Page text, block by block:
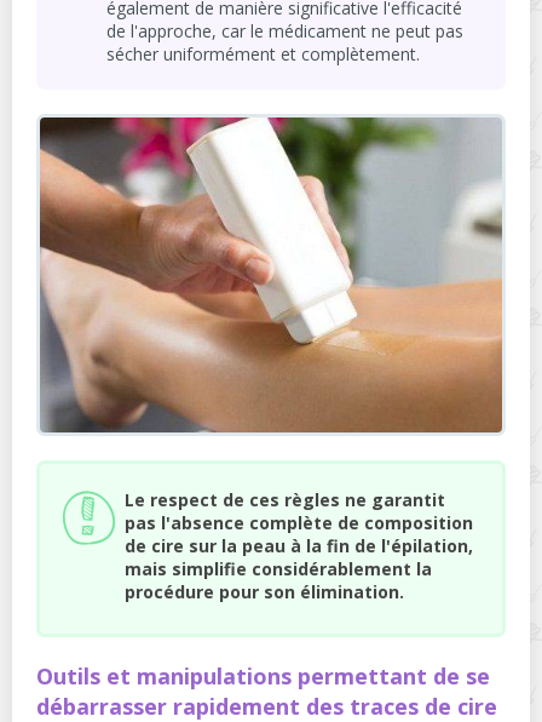
également de manière significative l'efficacité
de l'approche, car le médicament ne peut pas
sécher uniformément et complètement.
Le respect de ces règles ne garantit
pas l'absence complète de composition
de cire sur la peau à la fin de l'épilation,
mais simplifie considérablement la
procédure pour son élimination.
Outils et manipulations permettant de se
débarrasser rapidement des traces de cire